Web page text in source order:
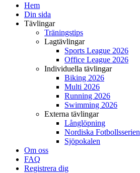
Hem
Din sida
Tävlingar
Träningstips
Lagtävlingar
Sports League 2026
Office League 2026
Individuella tävlingar
Biking 2026
Multi 2026
Running 2026
Swimming 2026
Externa tävlingar
Långlöpning
Nordiska Fotbollsserien
Sjöpokalen
Om oss
FAQ
Registrera dig